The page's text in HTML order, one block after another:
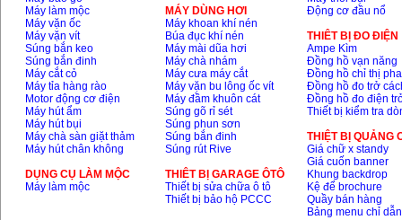
Máy làm mộc
Máy vặn ốc
Máy vặn vít
Súng bắn keo
Súng bắn đinh
Máy cắt cỏ
Máy tỉa hàng rào
Motor động cơ điện
Máy hút ẩm
Máy hút bụi
Máy chà sàn giặt thảm
Máy hút chân không
DỤNG CỤ LÀM MỘC
Máy làm mộc
MÁY DÙNG HƠI
Máy khoan khí nén
Búa đục khí nén
Máy mài dũa hơi
Máy chà nhám
Máy cưa máy cắt
Máy vặn bu lông ốc vít
Máy đầm khuôn cát
Súng gõ rỉ sét
Súng phun sơn
Súng bắn đinh
Súng rút Rive
THIÊT BỊ GARAGE ÔTÔ
Thiết bị sửa chữa ô tô
Thiết bị bảo hộ PCCC
Động cơ đầu nổ
THIÊT BỊ ĐO ĐIỆN
Ampe Kìm
Đồng hồ vạn năng
Đồng hồ chỉ thị pha
Đồng hồ đo trở
Đồng hồ đo điện
Thiết bị kiểm tra
THIỆT BỊ QUẢNG
Giá chữ x standy
Giá cuốn banner
Khung backdrop
Kệ để brochure
Quầy bán hàng
Bảng menu chỉ dẫn